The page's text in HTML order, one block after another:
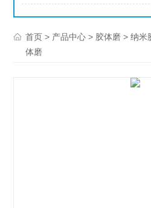
首页 > 产品中心 > 胶体磨 >纳米
体磨